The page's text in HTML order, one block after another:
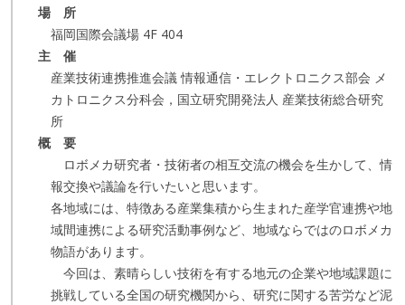
場 所
福岡国際会議場 4F 404
主 催
産業技術連携推進会議 情報通信・エレクトロニクス部会 メ
カトロニクス分科会，国立研究開発法人 産業技術総合研究
所
概 要
ロボメカ研究者・技術者の相互交流の機会を生かして、情
報交換や議論を行いたいと思います。
各地域には、特徴ある産業集積から生まれた産学官連携や地
域間連携による研究活動事例など、地域ならではのロボメカ
物語があります。
今回は、素晴らしい技術を有する地元の企業や地域課題に
挑戦している全国の研究機関から、研究に関する苦労など泥